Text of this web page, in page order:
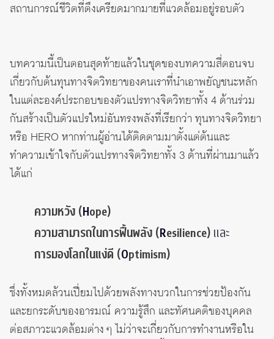
สถานการณ์ชีวิตที่ตึงเครียดมากมายที่แวดล้อมอยู่รอบตัว
บทความนี้เป็นตอนสุดท้ายแล้วในชุดของบทความสี่ตอนจบ
เกี่ยวกับต้นทุนทางจิตวิทยาของคนเราที่นำเอาพยัญชนะหลัก
ในแต่ละองค์ประกอบของตัวแปรทางจิตวิทยาทั้ง 4 ด้านร่วม
กันสร้างเป็นตัวแปรใหม่อันทรงพลังที่เรียกว่า ทุนทางจิตวิทยา
หรือ HERO หากท่านผู้อ่านได้ติดตามมาตั้งแต่ต้นและ
ทำความเข้าใจกับตัวแปรทางจิตวิทยาทั้ง 3 ด้านที่ผ่านมาแล้ว
ได้แก่
ความหวัง (Hope)
ความสามารถในการฟื้นพลัง (Resilience) และ
การมองโลกในแง่ดี (Optimism)
ซึ่งทั้งหมดล้วนเปี่ยมไปด้วยพลังทางบวกในการช่วยป้องกัน
และยกระดับของอารมณ์ ความรู้สึก และทัศนคติของบุคคล
ต่อสภาวะแวดล้อมต่าง ๆ ไม่ว่าจะเกี่ยวกับการทำงานหรือใน